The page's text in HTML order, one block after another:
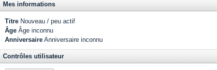
Mes informations
Titre Nouveau / peu actif
Âge Âge inconnu
Anniversaire Anniversaire inconnu
Contrôles utilisateur